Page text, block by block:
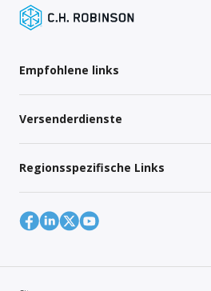
Empfohlene links
Versenderdienste
Regionsspezifische Links